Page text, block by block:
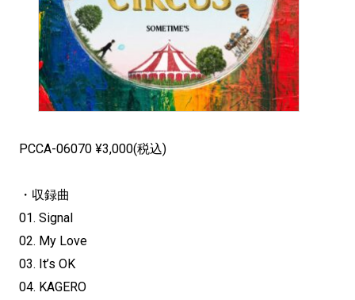
PCCA-06070 ¥3,000(税込)
・収録曲
01. Signal
02. My Love
03. It’s OK
04. KAGERO